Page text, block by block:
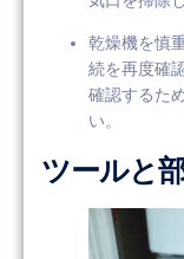
乾燥機を慎
続を再度確
確認するた
い。
ツールと